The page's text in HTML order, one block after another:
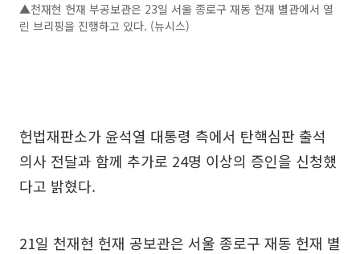
▲천재현 헌재 부공보관은 23일 서울 종로구 재동 헌재 별관에서 열
린 브리핑을 진행하고 있다. (뉴시스)
헌법재판소가 윤석열 대통령 측에서 탄핵심판 출석
의사 전달과 함께 추가로 24명 이상의 증인을 신청했
다고 밝혔다.
21일 천재현 헌재 공보관은 서울 종로구 재동 헌재 별